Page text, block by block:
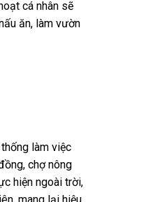
cá nhân sẽ
ăn, làm vườn
làm việc
chợ nông
hiện ngoài trời,